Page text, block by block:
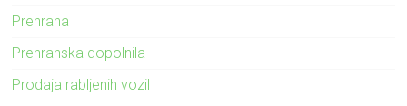
Prehrana
Prehranska dopolnila
Prodaja rabljenih vozil